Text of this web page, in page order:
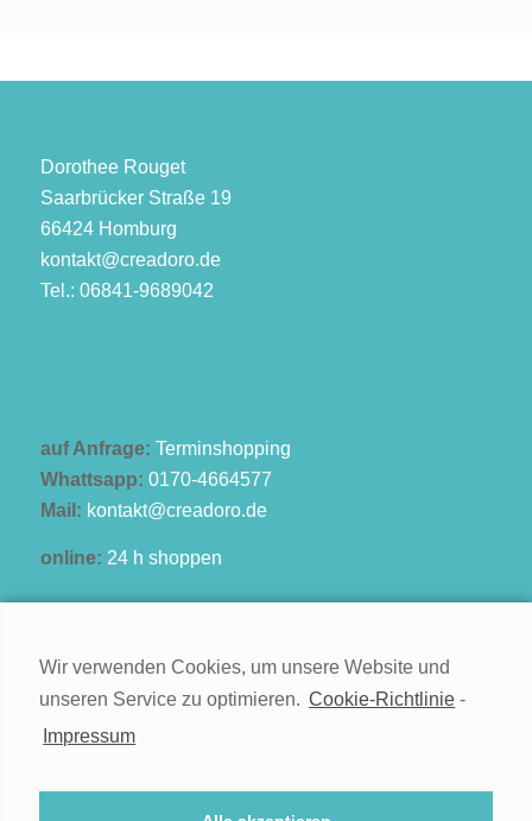
Dorothee Rouget
Saarbrücker Straße 19
66424 Homburg
kontakt@creadoro.de
Tel.: 06841-9689042
auf Anfrage: Terminshopping
Whattsapp: 0170-4664577
Mail: kontakt@creadoro.de
online: 24 h shoppen
Widerruf
Wir verwenden Cookies, um unsere Website und
unseren Service zu optimieren. Cookie-Richtlinie -
Impressum